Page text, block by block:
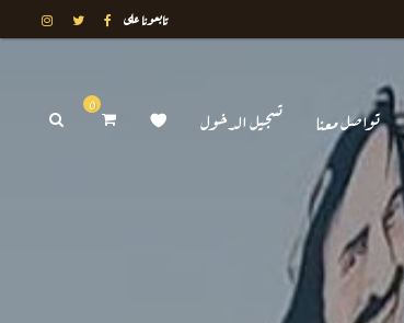
تابعونا على
تواصل معنا تسجيل الدخول
0